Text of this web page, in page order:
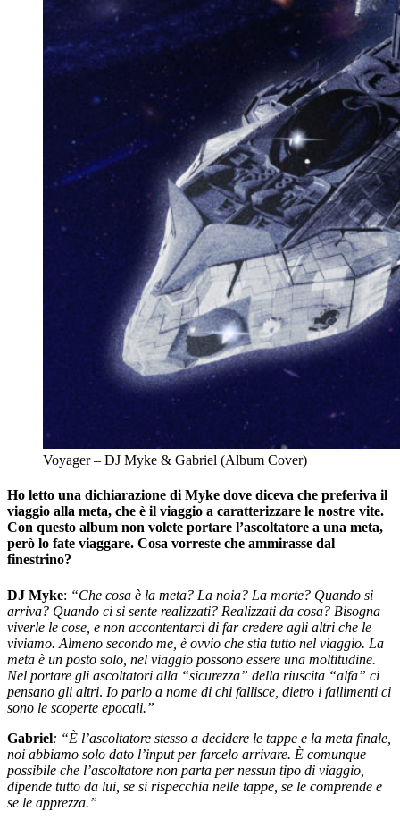
Voyager – DJ Myke & Gabriel (Album Cover)
Ho letto una dichiarazione di Myke dove diceva che preferiva il
viaggio alla meta, che è il viaggio a caratterizzare le nostre vite.
Con questo album non volete portare l’ascoltatore a una meta,
però lo fate viaggare. Cosa vorreste che ammirasse dal
finestrino?
DJ Myke: “Che cosa è la meta? La noia? La morte? Quando si
arriva? Quando ci si sente realizzati? Realizzati da cosa? Bisogna
viverle le cose, e non accontentarci di far credere agli altri che le
viviamo. Almeno secondo me, è ovvio che stia tutto nel viaggio. La
meta è un posto solo, nel viaggio possono essere una moltitudine.
Nel portare gli ascoltatori alla “sicurezza” della riuscita “alfa” ci
pensano gli altri. Io parlo a nome di chi fallisce, dietro i fallimenti ci
sono le scoperte epocali.”
Gabriel: “È l’ascoltatore stesso a decidere le tappe e la meta finale,
noi abbiamo solo dato l’input per farcelo arrivare. È comunque
possibile che l’ascoltatore non parta per nessun tipo di viaggio,
dipende tutto da lui, se si rispecchia nelle tappe, se le comprende e
se le apprezza.”